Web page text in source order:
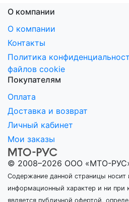
О компании
О компании
Контакты
Политика
файлов cookie
Покупателям
Оплата
Доставка и возврат
Личный кабинет
Мои заказы
© 2008–2026 ООО «МТО-
Содержание данной страницы носит
информационный характер и ни при
является публичной офертой,